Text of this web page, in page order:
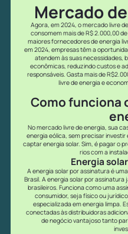
Mercado
Agora, em 2024, o mercado livre
consomem mais de R$ 2.000,00
maiores fornecedores de energia
em 2024, empresas têm a
atendem às suas necessidades,
econômicas, reduzindo custos e
responsáveis. Gasta mais de
livre de energia e
Como funciona
No mercado livre de energia, sua
energia eólica, sem precisar
captar energia solar. Sim, é pagar o
rios com a
Energia
A energia solar por assinatura é
Brasil. A energia solar por
brasileiros. Funciona como uma
consumidor, seja físico ou
especializada em energia limpa.
conectadas às distribuidoras
de negócio vantajoso tanto